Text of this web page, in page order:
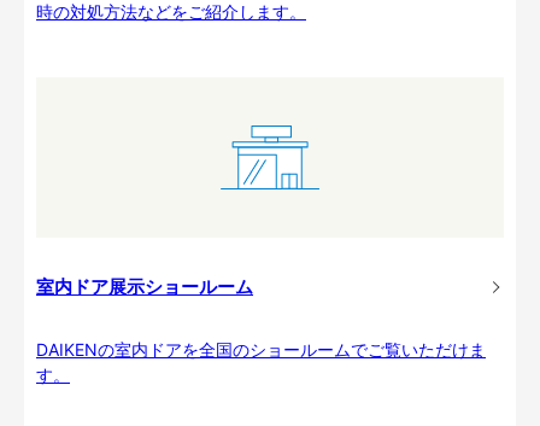
時の対処方法などをご紹介します。
室内ドア展示ショールーム
DAIKENの室内ドアを全国のショールームでご覧いただけま
す。